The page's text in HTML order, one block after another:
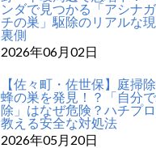
ンダで見つかる「アシナ
チの巣」駆除のリアルな
裏側
2026年06月02日
【佐々町・佐世保】庭掃
蜂の巣を発見！？「自分
除」はなぜ危険？ハチプ
教える安全な対処法
2026年05月20日